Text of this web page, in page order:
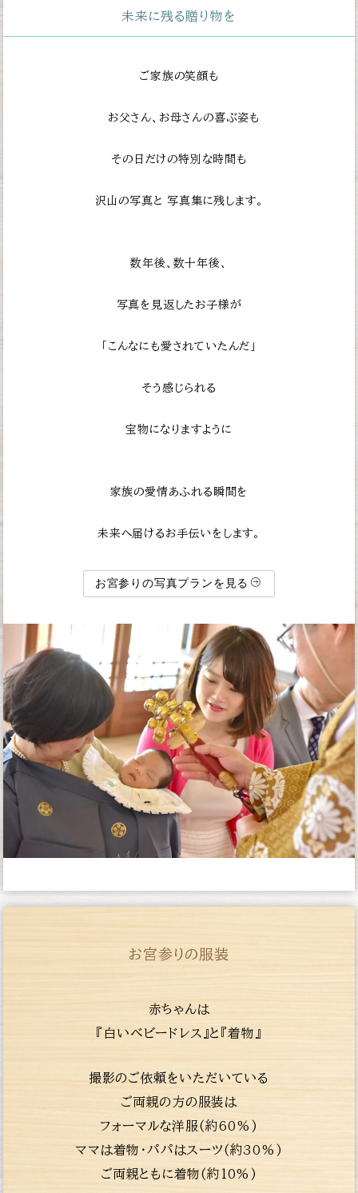
未来に残る贈り物を
ご家族の笑顔も
お父さん、お母さんの喜ぶ姿も
その日だけの特別な時間も
沢山の写真と 写真集に残します。
数年後、数十年後、
写真を見返したお子様が
「こんなにも愛されていたんだ」
そう感じられる
宝物になりますように
家族の愛情あふれる瞬間を
未来へ届けるお手伝いをします。
お宮参りの写真プランを見る
お宮参りの服装
赤ちゃんは
『白いベビードレス』と『着物』
撮影のご依頼をいただいている
ご両親の方の服装は
フォーマルな洋服(約60%)
ママは着物・パパはスーツ(約30%)
ご両親ともに着物(約10%)